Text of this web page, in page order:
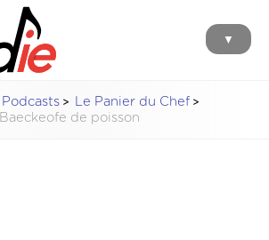
▼
Podcasts
Le Panier du Chef
Baeckeofe de poisson